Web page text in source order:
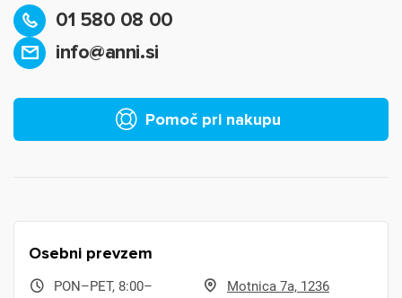
01 580 08 00
info@anni.si
Pomoč pri nakupu
Osebni prevzem
PON–PET, 8:00–
Motnica 7a, 1236